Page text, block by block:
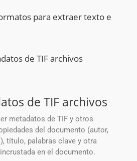
para extraer texto e
de TIF archivos
de TIF archivos
metadatos de TIF y otros
del documento (autor,
título, palabras clave y otra
en el documento.